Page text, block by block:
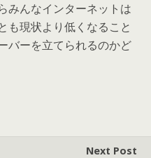
みんなインターネットは
も現状より低くなること
バーを立てられるのかど
Next Post